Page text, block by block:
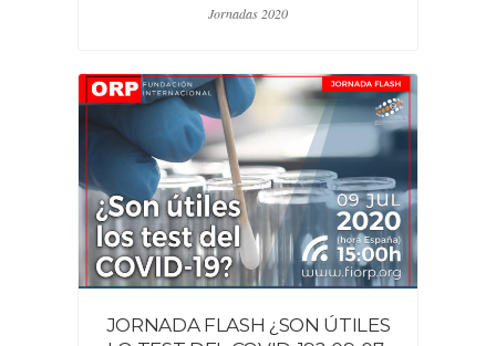
Jornadas 2020
JORNADA FLASH ¿SON ÚTILES